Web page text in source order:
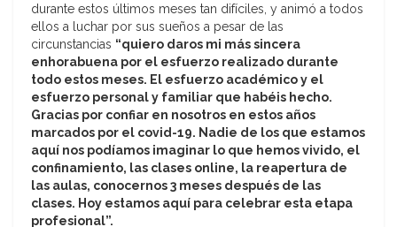
durante estos últimos meses tan difíciles, y animó a todos
ellos a luchar por sus sueños a pesar de las
circunstancias “quiero daros mi más sincera
enhorabuena por el esfuerzo realizado durante
todo estos meses. El esfuerzo académico y el
esfuerzo personal y familiar que habéis hecho.
Gracias por confiar en nosotros en estos años
marcados por el covid-19. Nadie de los que estamos
aquí nos podíamos imaginar lo que hemos vivido, el
confinamiento, las clases online, la reapertura de
las aulas, conocernos 3 meses después de las
clases. Hoy estamos aquí para celebrar esta etapa
profesional”.